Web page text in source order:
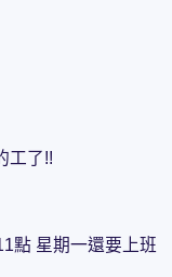
工了!!
點 星期一還要上班